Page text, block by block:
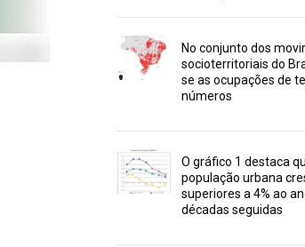
No conjunto dos
socioterritoriais do
se as ocupações de
números
O gráfico 1 destaca
população urbana
superiores a 4% ao
décadas seguidas